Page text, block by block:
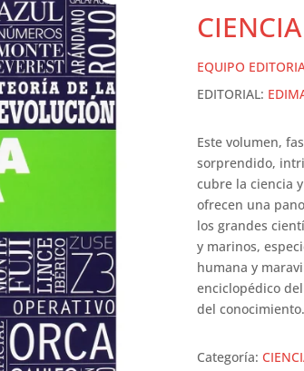
EQUIPO
EDITORIAL:
Este volumen,
sorprendido,
cubre la ciencia
ofrecen una
los grandes
y marinos,
humana y
enciclopédico
del conocimiento.
Categoría: